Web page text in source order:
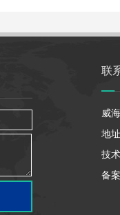
联
威
地
技
备